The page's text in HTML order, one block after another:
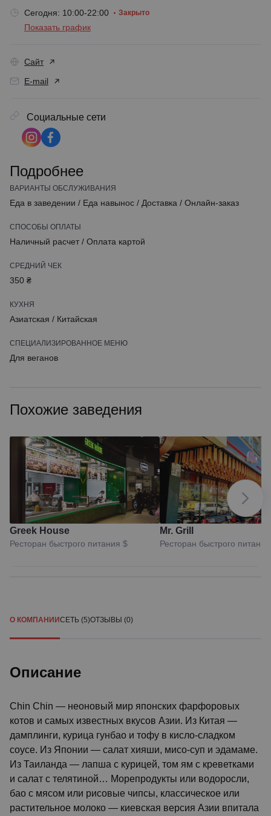
Сегодня: 10:00-22:00 Закрыто
Показать график
Сайт
E-mail
Социальные сети
Подробнее
ВАРИАНТЫ ОБСЛУЖИВАНИЯ
Еда в заведении / Еда навынос / Доставка / Онлайн-заказ
СПОСОБЫ ОПЛАТЫ
Наличный расчет / Оплата картой
СРЕДНИЙ ЧЕК
350 ₴
КУХНЯ
Азиатская / Китайская
СПЕЦИАЛИЗИРОВАННОЕ МЕНЮ
Для веганов
Похожие заведения
Greek House
Ресторан быстрого питания $
Mr. Grill
Ресторан быстрого
О КОМПАНИИСЕТЬ (5)ОТЗЫВЫ (0)
Описание
Chin Chin — неоновый мир японских фарфоровых
котов и самых известных вкусов Азии. Из Китая —
дамплинги, курица гунбао и тофу в кисло-сладком
соусе. Из Японии — салат хияши, мисо-суп и эдамаме.
Из Таиланда — лапша с курицей, том ям с креветками
и салат с телятиной… Морепродукты или водоросли,
бао с мясом или рисовые чипсы, классическое или
растительное молоко — киевская версия Азии впитала